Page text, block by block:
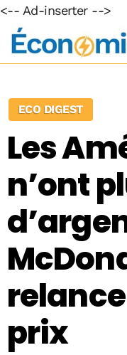
<-- Ad-inserter -->
ECO DIGEST
Les
n’ont
prix